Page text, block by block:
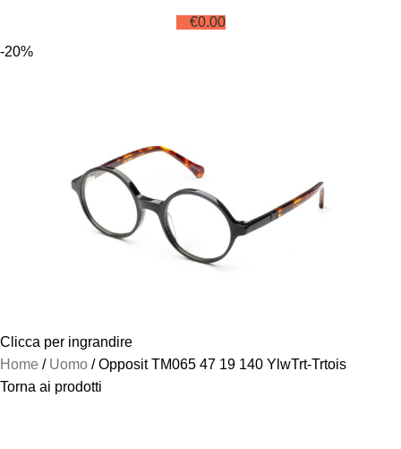
€0.00
-20%
Clicca per ingrandire
Home
Uomo
Opposit TM065 47 19 140 YlwTrt-Trtois
Torna ai prodotti